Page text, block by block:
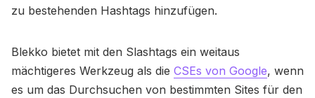
zu bestehenden Hashtags hinzufügen.
Blekko bietet mit den Slashtags ein weitaus
mächtigeres Werkzeug als die CSEs von Google, wenn
es um das Durchsuchen von bestimmten Sites für den